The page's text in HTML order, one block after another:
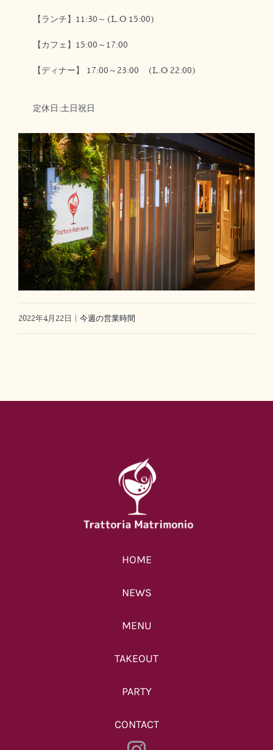
【ランチ】11:30～(L.O 15:00)
【カフェ】15:00～17:00
【ディナー】 17:00～23:00 (L.O 22:00)
定休日:土日祝日
2022年4月22日 | 今週の営業時間
HOME
NEWS
MENU
TAKEOUT
PARTY
CONTACT